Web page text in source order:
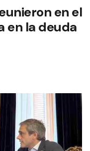
en el
en la deuda